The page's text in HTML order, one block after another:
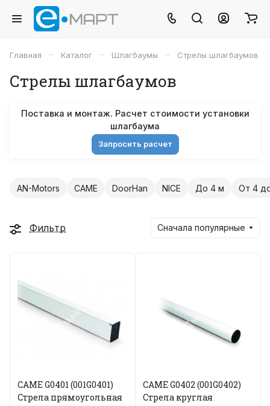
Главная – Каталог – Шлагбаумы – Стрелы шлагбаумов
Стрелы шлагбаумов
Поставка и монтаж. Расчет стоимости установки
шлагбаума
Запросить расчет
AN-Motors CAME DoorHan NICE До 4 м От 4
Фильтр Сначала популярные
CAME G0401 (001G0401)
Стрела прямоугольная
CAME G0402 (001G0402)
Стрела круглая